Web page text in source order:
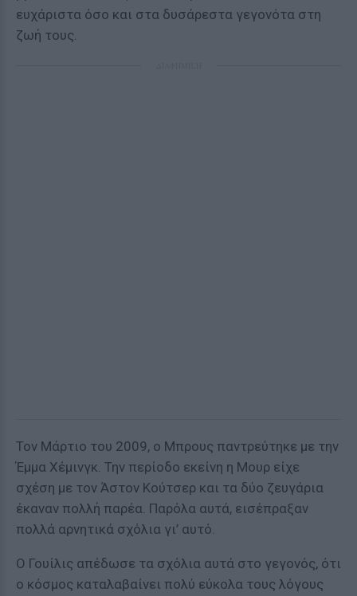
ευχάριστα όσο και στα δυσάρεστα γεγονότα στη
ζωή τους.
Τον Μάρτιο του 2009, ο Μπρους παντρεύτηκε με την
Έμμα Χέμινγκ. Την περίοδο εκείνη η Μουρ είχε
σχέση με τον Άστον Κούτσερ και τα δύο ζευγάρια
έκαναν πολλή παρέα. Παρόλα αυτά, εισέπραξαν
πολλά αρνητικά σχόλια γι’ αυτό.
Ο Γουίλις απέδωσε τα σχόλια αυτά στο γεγονός, ότι
ο κόσμος καταλαβαίνει πολύ εύκολα τους λόγους